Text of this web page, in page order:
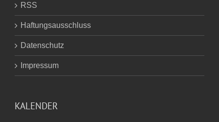
RSS
Haftungsausschluss
Datenschutz
Impressum
KALENDER